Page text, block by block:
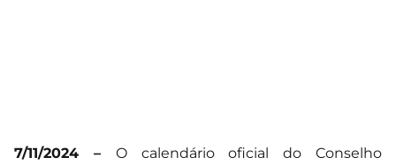
7/11/2024 – O calendário oficial do Conselho